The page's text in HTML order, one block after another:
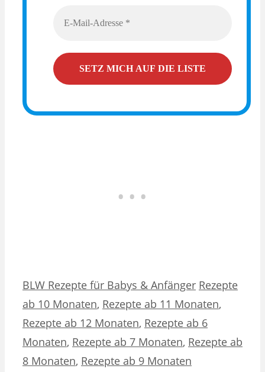
Kategorien
BLW Rezepte für Babys & Anfänger Schlagwörter
Rezepte
ab 10 Monaten, Rezepte ab 11 Monaten,
Rezepte ab 12 Monaten, Rezepte ab 6
Monaten, Rezepte ab 7 Monaten, Rezepte ab
8 Monaten, Rezepte ab 9 Monaten